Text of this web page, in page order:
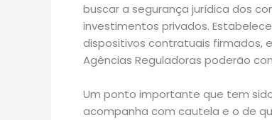
buscar a segurança jurídica dos
investimentos privados.
dispositivos contratuais firmados,
Agências Reguladoras poderão
Um ponto importante que tem
acompanha com cautela e o de